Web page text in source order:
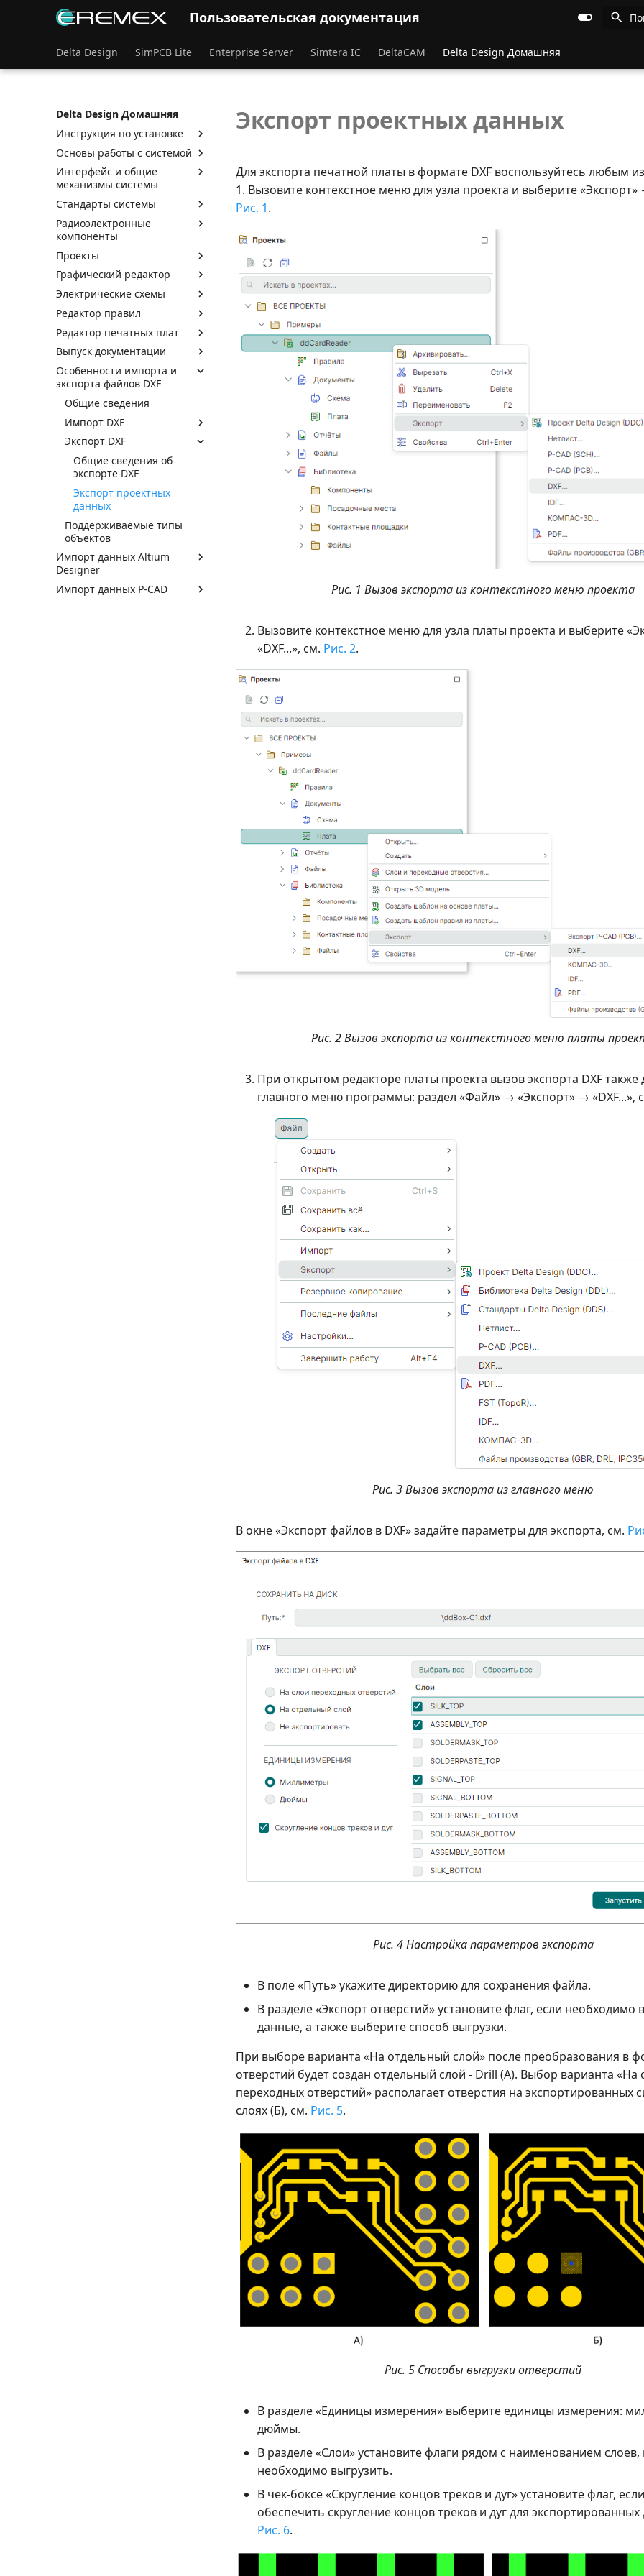
Пользовательская документация
Delta Design SimPCB Lite Enterprise Server Simtera IC DeltaCAM Delta Design Домашняя
Delta Design Домашняя
Инструкция по установке
Основы работы с системой
Интерфейс и общие
механизмы системы
Стандарты системы
Радиоэлектронные
компоненты
Проекты
Графический редактор
Электрические схемы
Редактор правил
Редактор печатных плат
Выпуск документации
Особенности импорта и
экспорта файлов DXF
Общие сведения
Импорт DXF
Экспорт DXF
Общие сведения об
экспорте DXF
Экспорт проектных
данных
Поддерживаемые типы
объектов
Импорт данных Altium
Designer
Импорт данных P-CAD
Экспорт проектных данных
Для экспорта печатной платы в формате DXF воспользуйтесь любым
1. Вызовите контекстное меню для узла проекта и выберите «Экспорт»
Рис. 1.
Рис. 1 Вызов экспорта из контекстного меню проекта
Вызовите контекстное меню для узла платы проекта и выберите
«DXF...», см. Рис. 2.
Рис. 2 Вызов экспорта из контекстного меню платы
При открытом редакторе платы проекта вызов экспорта DXF также
главного меню программы: раздел «Файл» → «Экспорт» → «DXF...»,
Рис. 3 Вызов экспорта из главного меню
В окне «Экспорт файлов в DXF» задайте параметры для экспорта, см.
Рис. 4 Настройка параметров экспорта
В поле «Путь» укажите директорию для сохранения файла.
В разделе «Экспорт отверстий» установите флаг, если необходимо
данные, а также выберите способ выгрузки.
При выборе варианта «На отдельный слой» после преобразования в
отверстий будет создан отдельный слой - Drill (А). Выбор варианта «На
переходных отверстий» располагает отверстия на экспортированных
слоях (Б), см. Рис. 5.
Рис. 5 Способы выгрузки отверстий
В разделе «Единицы измерения» выберите единицы измерения:
дюймы.
В разделе «Слои» установите флаги рядом с наименованием
необходимо выгрузить.
В чек-боксе «Скругление концов треков и дуг» установите флаг,
обеспечить скругление концов треков и дуг для
Рис. 6.